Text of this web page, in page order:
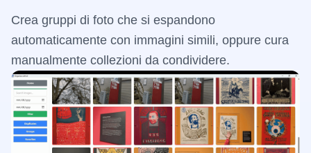
Crea gruppi di foto che si espandono
automaticamente con immagini simili, oppure cura
manualmente collezioni da condividere.